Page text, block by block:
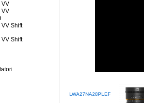
VV
VV
VV Shift
Shift
LWA27NA28PLEF